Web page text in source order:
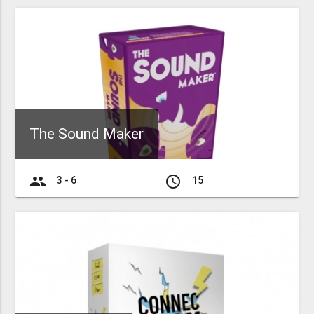
The Sound Maker
group 3 - 6 access_time 15